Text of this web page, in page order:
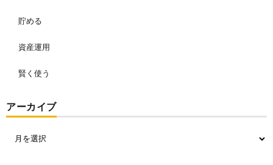
貯める
資産運用
賢く使う
アーカイブ